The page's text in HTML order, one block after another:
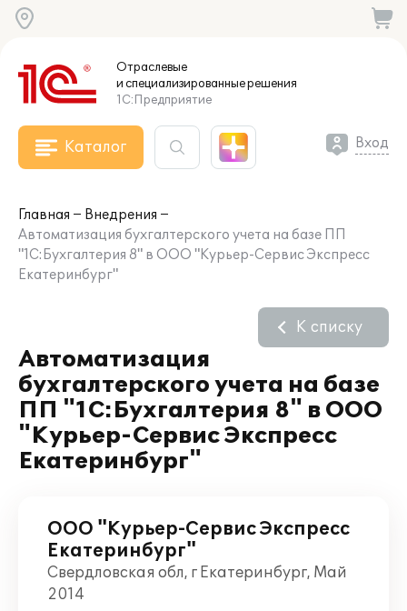
Отраслевые
и специализированныерешения
1С:Предприятие
Каталог Вход
Главная
Внедрения
Автоматизация бухгалтерского учета на базе ПП
"1С:Бухгалтерия 8" в ООО "Курьер-Сервис Экспресс
Екатеринбург"
Автоматизация
бухгалтерского учета на базе
ПП "1С:Бухгалтерия 8" в ООО
"Курьер-Сервис Экспресс
Екатеринбург"
К списку
ООО "Курьер-Сервис Экспресс
Екатеринбург"
Свердловская обл, г Екатеринбург, Май
2014